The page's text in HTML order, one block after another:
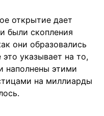
открытие дает
были скопления
они образовались
указывает на то,
наполнены этими
на миллиарды